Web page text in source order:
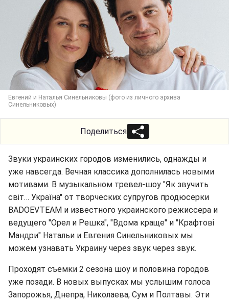
Евгений и Наталья Синельниковы (фото из личного архива
Синельниковых)
Поделиться
Звуки украинских городов изменились, однажды и
уже навсегда. Вечная классика дополнилась новыми
мотивами. В музыкальном тревел-шоу "Як звучить
світ… Україна" от творческих супругов продюсерки
BADOEVTEAM и известного украинского режиссера и
ведущего "Орел и Решка", "Вдома краще" и "Крафтові
Мандри" Натальи и Евгения Синельниковых мы
можем узнавать Украину через звук через звук.
Проходят съемки 2 сезона шоу и половина городов
уже позади. В новых выпусках мы услышим голоса
Запорожья, Днепра, Николаева, Сум и Полтавы. Эти